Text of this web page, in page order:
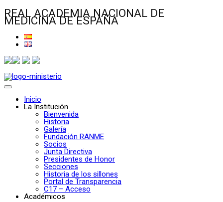
REAL ACADEMIA NACIONAL DE
MEDICINA DE ESPAÑA
Inicio
La Institución
Bienvenida
Historia
Galería
Fundación RANME
Socios
Junta Directiva
Presidentes de Honor
Secciones
Historia de los sillones
Portal de Transparencia
C17 – Acceso
Académicos